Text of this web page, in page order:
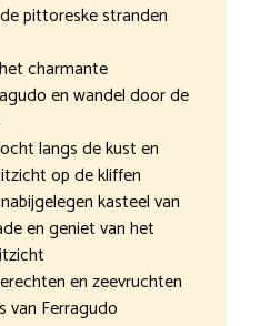
pittoreske stranden
charmante
en wandel door de
langs de kust en
op de kliffen
kasteel van
en geniet van het
en zeevruchten
van Ferragudo